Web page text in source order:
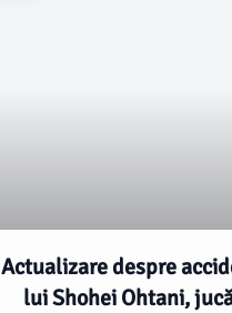
Actualizare despre
lui Shohei Ohtani,